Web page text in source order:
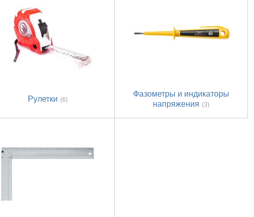
Рулетки (6)
Фазометры и индикаторы
напряжения (3)